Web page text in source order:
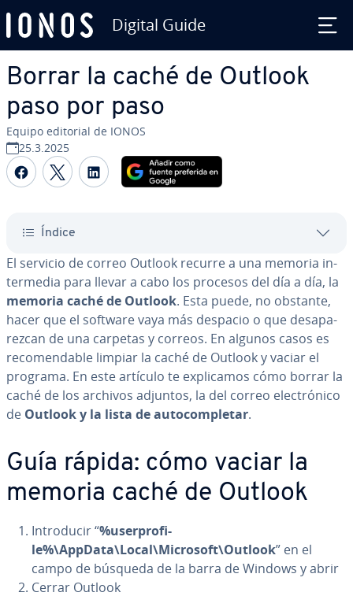
Digital Guide
Borrar la caché de Outlook
paso por paso
Equipo editorial de IONOS
25.3.2025
Compartir Facebook
Compartir Twitter
Compartir LinkedIn
Índice
El servicio de correo Outlook recurre a una memoria in­
te­r­me­dia para llevar a cabo los procesos del día a día, la
memoria caché de Outlook. Esta puede, no obstante,
hacer que el software vaya más despacio o que des­apa­
re­z­can de una carpetas y correos. En algunos casos es
re­co­me­n­da­ble limpiar la caché de Outlook y vaciar el
programa. En este artículo te ex­pli­ca­mos cómo borrar la
caché de los archivos adjuntos, la del correo ele­c­tró­ni­co
de Outlook y la lista de au­to­co­m­ple­tar.
Guía rápida: cómo vaciar la
memoria caché de Outlook
In­tro­du­cir “%use­r­pro­fi­
le%\AppData\Local\Microsoft\Outlook” en el
campo de búsqueda de la barra de Windows y abrir
Cerrar Outlook